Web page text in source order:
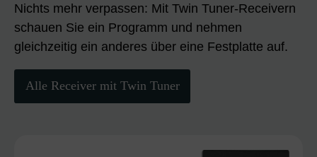
Nichts mehr verpassen: Mit Twin Tuner-Receivern
schauen Sie ein Programm und nehmen
gleichzeitig ein anderes über eine Festplatte auf.
Alle Receiver mit Twin Tuner